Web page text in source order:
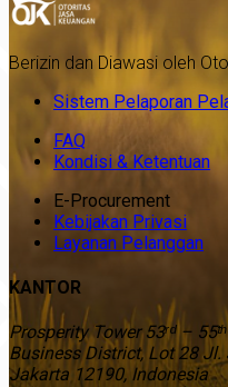
Berizin dan Diawasi oleh
Sistem Pelaporan
FAQ
Kondisi & Ketentuan
E-Procurement
Kebijakan Privasi
Layanan Pelanggan
KANTOR
Prosperity Tower 53ʳᵈ –
Business District, Lot 28
Jakarta 12190, Indonesia